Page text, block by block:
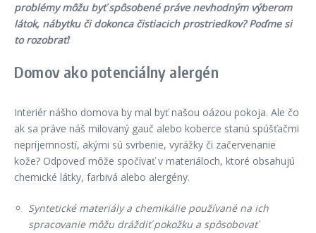
problémy môžu byť spôsobené práve nevhodným výberom
látok, nábytku či dokonca čistiacich prostriedkov? Poďme si
to rozobrať!
Domov ako potenciálny alergén
Interiér nášho domova by mal byť našou oázou pokoja. Ale čo
ak sa práve náš milovaný gauč alebo koberce stanú spúšťačmi
nepríjemností, akými sú svrbenie, vyrážky či začervenanie
kože? Odpoveď môže spočívať v materiáloch, ktoré obsahujú
chemické látky, farbivá alebo alergény.
Syntetické materiály a chemikálie používané na ich
spracovanie môžu dráždiť pokožku a spôsobovať